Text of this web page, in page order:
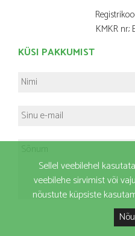
Sellel veebilehel
veebilehe sirvimist või
nõustute küpsiste
KMKR nr.:
KÜSI PAKKUMIST